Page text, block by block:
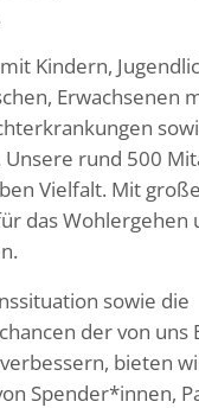
Kindern,
Erwachsenen
Unsere rund 500
Vielfalt. Mit
das Wohlergehen
sowie die
der von uns
bieten
Spender*innen,